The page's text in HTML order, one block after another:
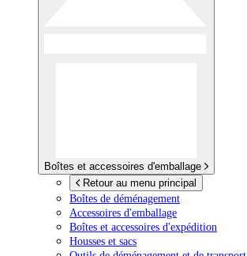
Boîtes et accessoires d'emballage
Retour au menu principal
Boîtes de déménagement
Accessoires d'emballage
Boîtes et accessoires d'expédition
Housses et sacs